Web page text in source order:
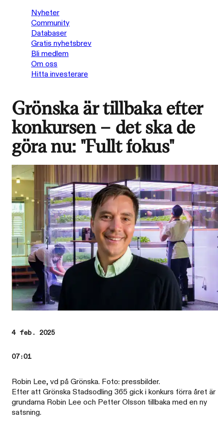
Nyheter
Community
Databaser
Gratis nyhetsbrev
Bli medlem
Om oss
Hitta investerare
Grönska är tillbaka efter
konkursen – det ska de
göra nu: "Fullt fokus"
4 feb. 2025
07:01
Robin Lee, vd på Grönska. Foto: pressbilder.
Efter att Grönska Stadsodling 365 gick i konkurs förra året är
grundarna Robin Lee och Petter Olsson tillbaka med en ny
satsning.